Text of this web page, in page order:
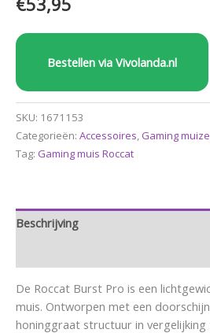
€53,95
Bestellen via Vivolanda.nl
SKU: 1671153
Categorieën: Accessoires, Gaming
Tag: Gaming muis Roccat
Beschrijving
De Roccat Burst Pro is een
muis. Ontworpen met een
honinggraat structuur in